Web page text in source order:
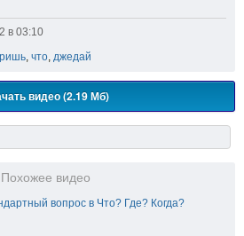
в 03:10
, что, джедай
видео (2.19 Мб)
Похожее видео
вопрос в Что? Где? Когда?